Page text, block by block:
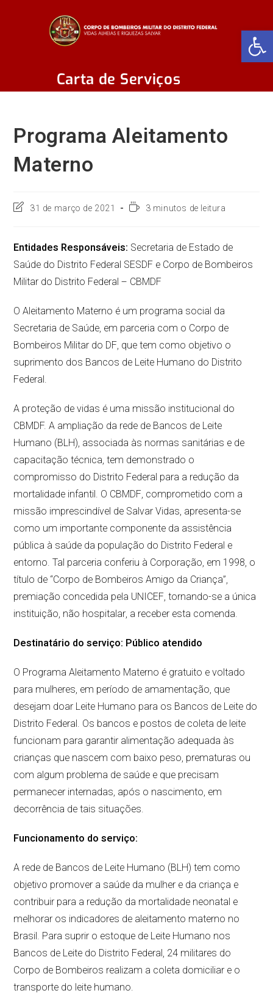
Carta de Serviços
Programa Aleitamento
Materno
31 de março de 2021 3 minutos de leitura
Entidades Responsáveis: Secretaria de Estado de
Saúde do Distrito Federal SESDF e Corpo de Bombeiros
Militar do Distrito Federal – CBMDF
O Aleitamento Materno é um programa social da
Secretaria de Saúde, em parceria com o Corpo de
Bombeiros Militar do DF, que tem como objetivo o
suprimento dos Bancos de Leite Humano do Distrito
Federal.
A proteção de vidas é uma missão institucional do
CBMDF. A ampliação da rede de Bancos de Leite
Humano (BLH), associada às normas sanitárias e de
capacitação técnica, tem demonstrado o
compromisso do Distrito Federal para a redução da
mortalidade infantil. O CBMDF, comprometido com a
missão imprescindível de Salvar Vidas, apresenta-se
como um importante componente da assistência
pública à saúde da população do Distrito Federal e
entorno. Tal parceria conferiu à Corporação, em 1998, o
título de “Corpo de Bombeiros Amigo da Criança”,
premiação concedida pela UNICEF, tornando-se a única
instituição, não hospitalar, a receber esta comenda.
Destinatário do serviço: Público atendido
O Programa Aleitamento Materno é gratuito e voltado
para mulheres, em período de amamentação, que
desejam doar Leite Humano para os Bancos de Leite do
Distrito Federal. Os bancos e postos de coleta de leite
funcionam para garantir alimentação adequada às
crianças que nascem com baixo peso, prematuras ou
com algum problema de saúde e que precisam
permanecer internadas, após o nascimento, em
decorrência de tais situações.
Funcionamento do serviço:
A rede de Bancos de Leite Humano (BLH) tem como
objetivo promover a saúde da mulher e da criança e
contribuir para a redução da mortalidade neonatal e
melhorar os indicadores de aleitamento materno no
Brasil. Para suprir o estoque de Leite Humano nos
Bancos de Leite do Distrito Federal, 24 militares do
Corpo de Bombeiros realizam a coleta domiciliar e o
transporte do leite humano.